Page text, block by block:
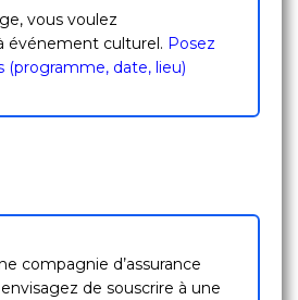
vous voulez
événement culturel. Posez
(programme, date, lieu)
compagnie d’assurance
de souscrire à une